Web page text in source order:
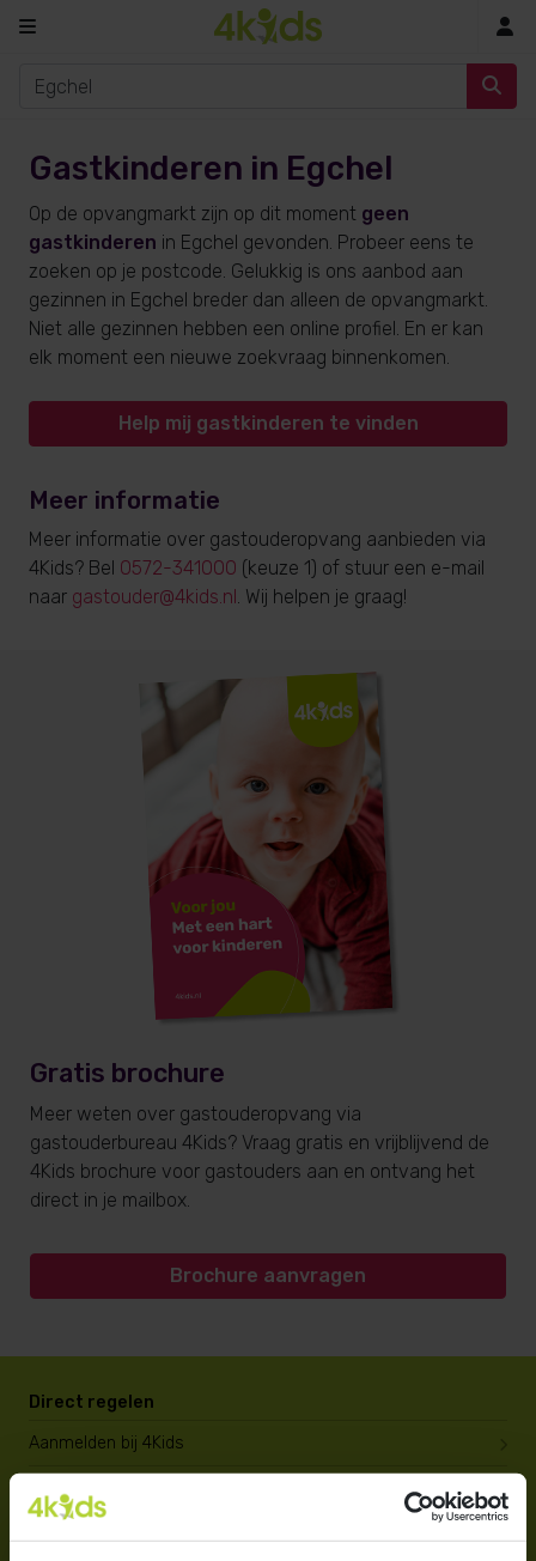
Gastkinderen in Egchel
Op de opvangmarkt zijn op dit moment geen
gastkinderen in Egchel gevonden. Probeer eens te
zoeken op je postcode. Gelukkig is ons aanbod aan
gezinnen in Egchel breder dan alleen de opvangmarkt.
Niet alle gezinnen hebben een online profiel. En er kan
elk moment een nieuwe zoekvraag binnenkomen.
Help mij gastkinderen te vinden
Meer informatie
Meer informatie over gastouderopvang aanbieden via
4Kids? Bel 0572-341000 (keuze 1) of stuur een e-mail
naar gastouder@4kids.nl. Wij helpen je graag!
Gratis brochure
Meer weten over gastouderopvang via
gastouderbureau 4Kids? Vraag gratis en vrijblijvend de
4Kids brochure voor gastouders aan en ontvang het
direct in je mailbox.
Brochure aanvragen
Direct regelen
Aanmelden bij 4Kids
Brochure aanvragen